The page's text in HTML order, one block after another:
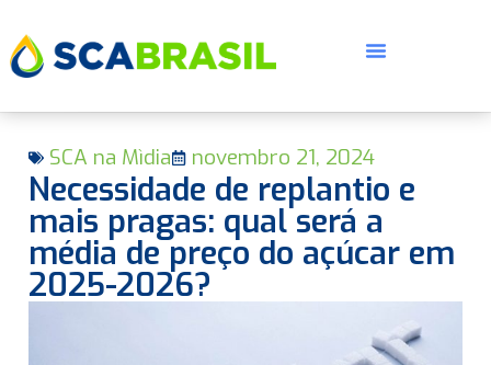
SCA na Mìdia novembro 21, 2024
Necessidade de replantio e
mais pragas: qual será a
média de preço do açúcar em
2025-2026?